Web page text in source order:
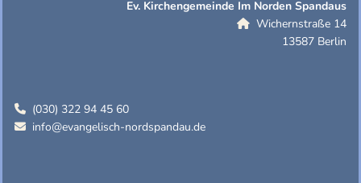
Ev. Kirchengemeinde Im Norden Spandaus
 Wichernstraße 14
13587 Berlin
 (030) 322 94 45 60
 info@evangelisch-nordspandau.de